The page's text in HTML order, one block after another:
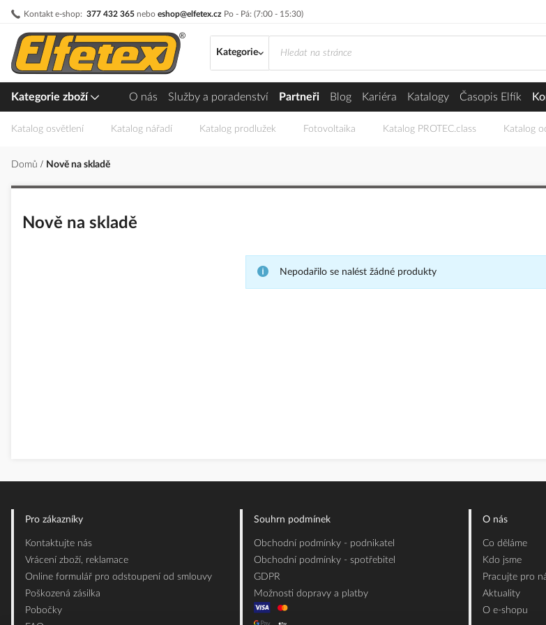
Kontakt e-shop: 377 432 365 nebo eshop@elfetex.cz Po - Pá: (7:00 - 15:30)
Přejít
obsah
Kategorie
Kategorie zboží O nás Služby a poradenství Partneři Blog Kariéra Katalogy Časopis Elfík
Katalog osvětlení Katalog nářadí Katalog prodlužek Fotovoltaika Katalog PROTEC.class Katalog
Domů Nově na skladě
Nově na skladě
Nepodařilo se nalést žádné produkty
Pro zákazníky
Kontaktujte nás
Vrácení zboží, reklamace
Online formulář pro odstoupení od smlouvy
Poškozená zásilka
Pobočky
Souhrn podmínek
Obchodní podmínky - podnikatel
Obchodní podmínky - spotřebitel
GDPR
Možnosti dopravy a platby
O nás
Co děláme
Kdo jsme
Pracujte pro
Aktuality
O e-shopu